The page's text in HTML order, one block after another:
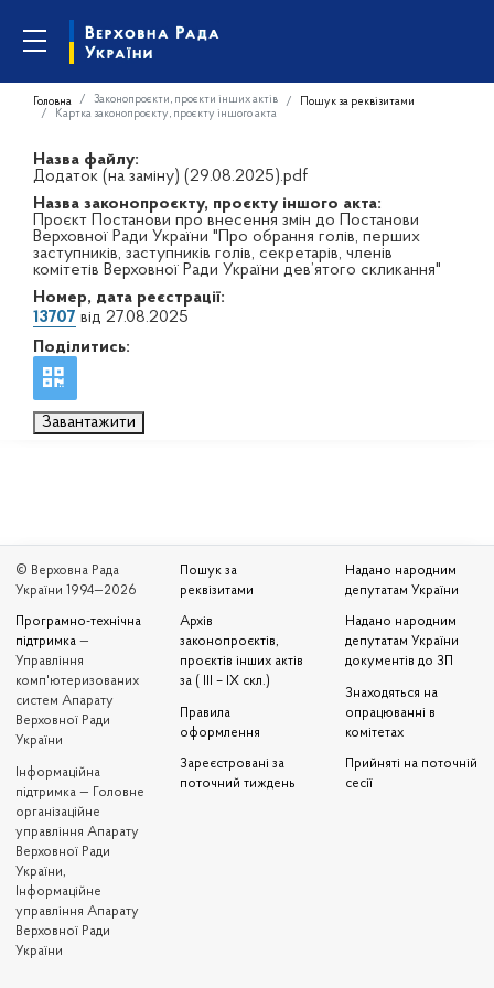
Головна Законопроєкти, проєкти інших актів
Пошук за реквізитами
Картка законопроєкту, проєкту іншого акта
Назва файлу:
Додаток (на заміну) (29.08.2025).pdf
Назва законопроєкту, проєкту іншого акта:
Проєкт Постанови про внесення змін до Постанови
Верховної Ради України "Про обрання голів, перших
заступників, заступників голів, секретарів, членів
комітетів Верховної Ради України дев’ятого скликання"
Номер, дата реєстрації:
13707 від 27.08.2025
Поділитись:
Завантажити
© Верховна Рада
України 1994—2026
Програмно-технічна
підтримка —
Управління
комп'ютеризованих
систем Апарату
Верховної Ради
України
Iнформаційна
підтримка — Головне
організаційне
управління Апарату
Верховної Ради
України,
Інформаційне
управління Апарату
Верховної Ради
України
Пошук за
реквізитами
Архів
законопроєктів,
проєктів інших актів
за ( III – IX скл.)
Правила
оформлення
Зареєстровані за
поточний тиждень
Надано народним
депутатам України
Надано народним
депутатам України
документів до ЗП
Знаходяться на
опрацюванні в
комітетах
Прийняті на поточній
сесії